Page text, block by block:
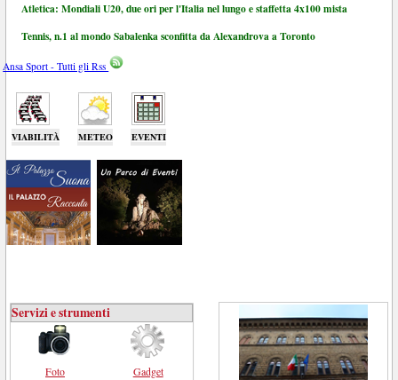
Atletica: Mondiali U20, due ori per l'Italia nel lungo e staffetta 4x100 mista
Tennis, n.1 al mondo Sabalenka sconfitta da Alexandrova a Toronto
Ansa Sport - Tutti gli Rss
VIABILITÀ METEO EVENTI
Servizi e strumenti
Foto Gadget